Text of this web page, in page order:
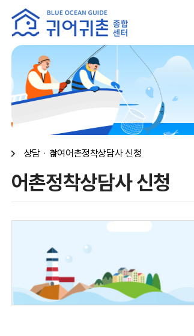
본문 내용 바로가기
메인메뉴 바로가기
상담ᆞ참여어촌정착상담사 신청
어촌정착상담사 신청